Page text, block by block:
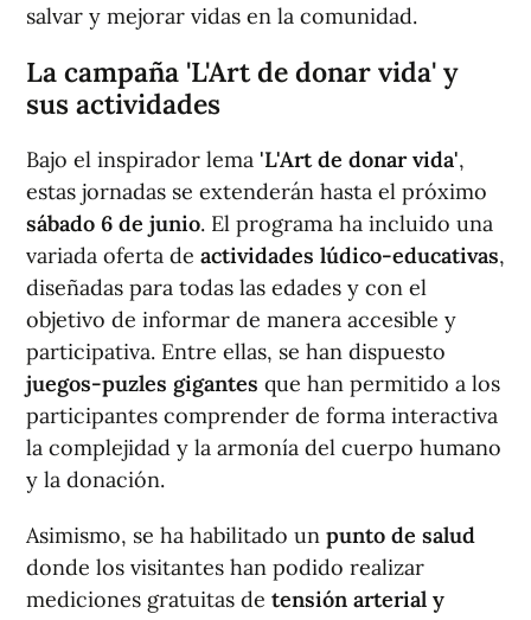
salvar y mejorar vidas en la comunidad.
La campaña 'L'Art de donar vida' y
sus actividades
Bajo el inspirador lema 'L'Art de donar vida',
estas jornadas se extenderán hasta el próximo
sábado 6 de junio. El programa ha incluido una
variada oferta de actividades lúdico-educativas,
diseñadas para todas las edades y con el
objetivo de informar de manera accesible y
participativa. Entre ellas, se han dispuesto
juegos-puzles gigantes que han permitido a los
participantes comprender de forma interactiva
la complejidad y la armonía del cuerpo humano
y la donación.
Asimismo, se ha habilitado un punto de salud
donde los visitantes han podido realizar
mediciones gratuitas de tensión arterial y